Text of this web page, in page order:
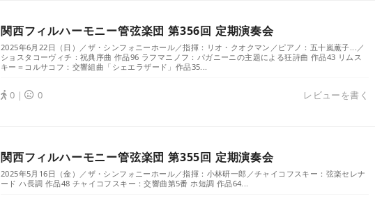
関西フィルハーモニー管弦楽団 第356回 定期演奏会
2025年6月22日（日）／ザ・シンフォニーホール／指揮：リオ・クオクマン／ピアノ：五十嵐薫子...／
ショスタコーヴィチ：祝典序曲 作品96 ラフマニノフ：パガニーニの主題による狂詩曲 作品43 リムス
キー＝コルサコフ：交響組曲「シェエラザード」作品35...
0｜ 0 レビューを書く
関西フィルハーモニー管弦楽団 第355回 定期演奏会
2025年5月16日（金）／ザ・シンフォニーホール／指揮：小林研一郎／チャイコフスキー：弦楽セレナ
ード ハ長調 作品48 チャイコフスキー：交響曲第5番 ホ短調 作品64...